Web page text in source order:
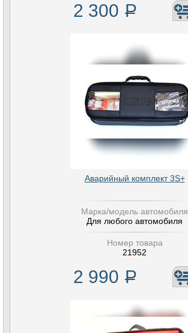
2 300 Р
Аварийный комплект 3S+
Марка/модель автомобиля
Для любого автомобиля
Номер товара
21952
2 990 Р